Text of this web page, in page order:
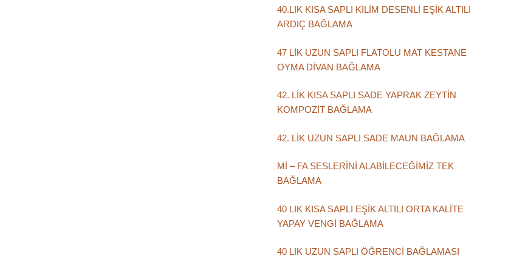
40.LIK KISA SAPLI KİLİM DESENLİ EŞİK ALTILI
ARDIÇ BAĞLAMA
47 LİK UZUN SAPLI FLATOLU MAT KESTANE
OYMA DİVAN BAĞLAMA
42. LİK KISA SAPLI SADE YAPRAK ZEYTİN
KOMPOZİT BAĞLAMA
42. LİK UZUN SAPLI SADE MAUN BAĞLAMA
Mİ – FA SESLERİNİ ALABİLECEĞİMİZ TEK
BAĞLAMA
40 LIK KISA SAPLI EŞİK ALTILI ORTA KALİTE
YAPAY VENGİ BAĞLAMA
40 LIK UZUN SAPLI ÖĞRENCİ BAĞLAMASI